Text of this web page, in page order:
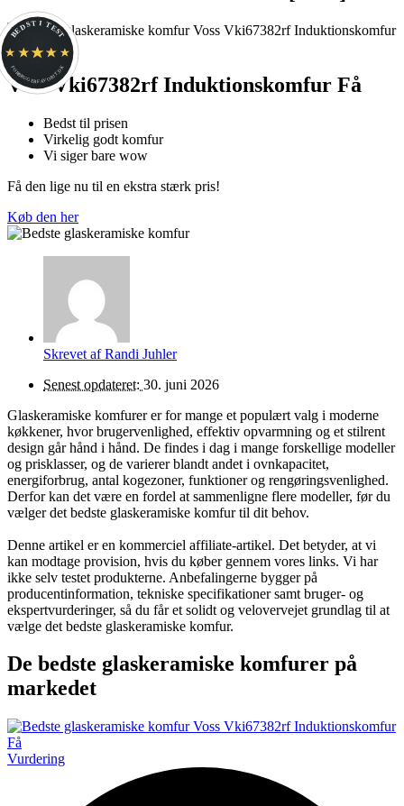
BEDST I TEST
FORBRUGERFAVORIT.DK
Voss Vki67382rf Induktionskomfur Få
Bedst til prisen
Virkelig godt komfur
Vi siger bare wow
Få den lige nu til en ekstra stærk pris!
Køb den her
Skrevet afRandi Juhler
Senest opdateret: 30. juni 2026
Glaskeramiske komfurer er for mange et populært valg i moderne
køkkener, hvor brugervenlighed, effektiv opvarmning og et stilrent
design går hånd i hånd. De findes i dag i mange forskellige modeller
og prisklasser, og de varierer blandt andet i ovnkapacitet,
energiforbrug, antal kogezoner, funktioner og rengøringsvenlighed.
Derfor kan det være en fordel at sammenligne flere modeller, før du
vælger det bedste glaskeramiske komfur til dit behov.
Denne artikel er en kommerciel affiliate-artikel. Det betyder, at vi
kan modtage provision, hvis du køber gennem vores links. Vi har
ikke selv testet produkterne. Anbefalingerne bygger på
producentinformation, tekniske specifikationer samt bruger- og
ekspertvurderinger, så du får et solidt og velovervejet grundlag til at
vælge det bedste glaskeramiske komfur.
De bedste glaskeramiske komfurer på
markedet
Vurdering